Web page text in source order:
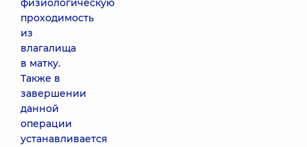
физиологическую
проходимость
из
влагалища
в матку.
Также в
завершении
данной
операции
устанавливается